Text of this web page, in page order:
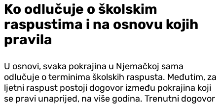
Ko odlučuje o školskim
raspustima i na osnovu kojih
pravila
U osnovi, svaka pokrajina u Njemačkoj sama
odlučuje o terminima školskih raspusta. Međutim, za
ljetni raspust postoji dogovor između pokrajina koji
se pravi unaprijed, na više godina. Trenutni dogovor